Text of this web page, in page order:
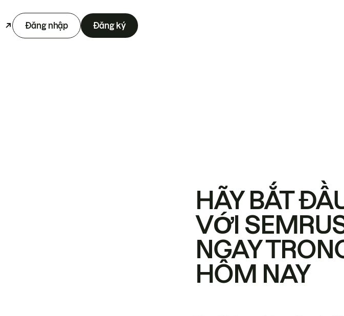
Đăng nhập Đăng ký
HÃY BẮT
VỚI
NGAY
HÔM NAY